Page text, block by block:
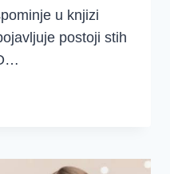
u knjizi
postoji stih